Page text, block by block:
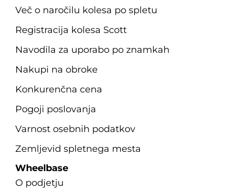
Več o naročilu kolesa po spletu
Registracija kolesa Scott
Navodila za uporabo po znamkah
Nakupi na obroke
Konkurenčna cena
Pogoji poslovanja
Varnost osebnih podatkov
Zemljevid spletnega mesta
Wheelbase
O podjetju